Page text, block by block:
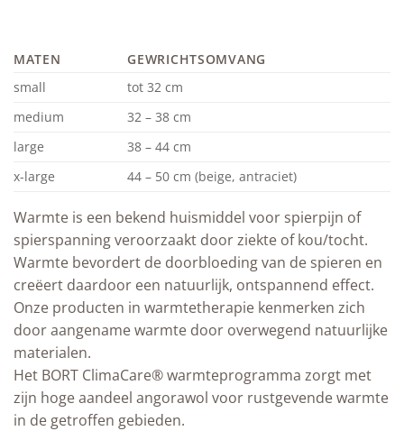
MATEN
GEWRICHTSOMVANG
small
tot 32 cm
medium
32 – 38 cm
large
38 – 44 cm
x-large
44 – 50 cm (beige, antraciet)
Warmte is een bekend huismiddel voor spierpijn of
spierspanning veroorzaakt door ziekte of kou/tocht.
Warmte bevordert de doorbloeding van de spieren en
creëert daardoor een natuurlijk, ontspannend effect.
Onze producten in warmtetherapie kenmerken zich
door aangename warmte door overwegend natuurlijke
materialen.
Het BORT ClimaCare® warmteprogramma zorgt met
zijn hoge aandeel angorawol voor rustgevende warmte
in de getroffen gebieden.